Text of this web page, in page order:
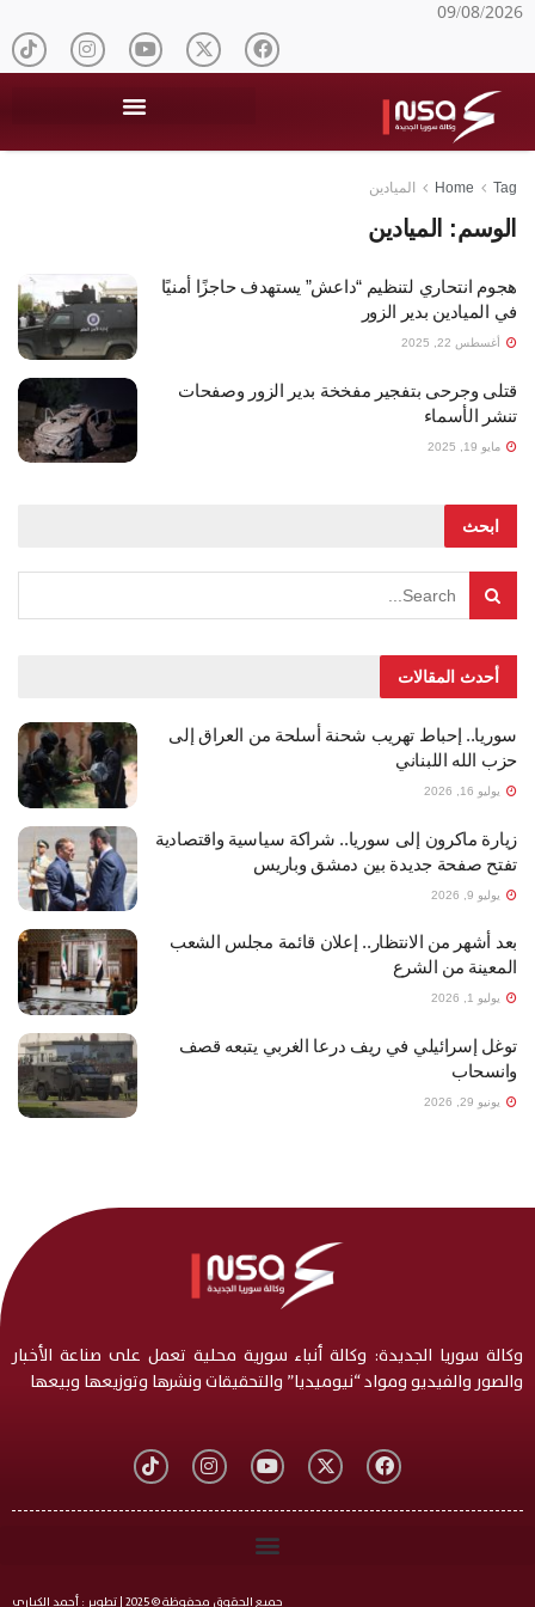
09/08/2026
Home Tag الميادين
الوسم: الميادين
هجوم انتحاري لتنظيم “داعش” يستهدف حاجزًا أمنيًا
في الميادين بدير الزور
أغسطس 22, 2025
قتلى وجرحى بتفجير مفخخة بدير الزور وصفحات
تنشر الأسماء
مايو 19, 2025
ابحث
أحدث المقالات
سوريا.. إحباط تهريب شحنة أسلحة من العراق إلى
حزب الله اللبناني
يوليو 16, 2026
زيارة ماكرون إلى سوريا.. شراكة سياسية واقتصادية
تفتح صفحة جديدة بين دمشق وباريس
يوليو 9, 2026
بعد أشهر من الانتظار.. إعلان قائمة مجلس الشعب
المعينة من الشرع
يوليو 1, 2026
توغل إسرائيلي في ريف درعا الغربي يتبعه قصف
وانسحاب
يونيو 29, 2026
وكالة سوريا الجديدة: وكالة أنباء سورية محلية تعمل على صناعة الأخبار
والصور والفيديو ومواد “نيوميديا” والتحقيقات ونشرها وتوزيعها وبيعها
جميع الحقوق محفوظة © 2025 | تطوير : أحمد الكياري